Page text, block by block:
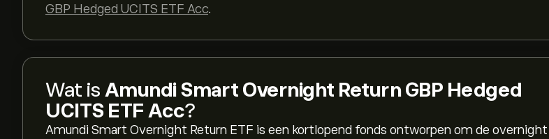
GBP Hedged UCITS ETF Acc.
Wat is Amundi Smart Overnight Return GBP Hedged
UCITS ETF Acc?
Amundi Smart Overnight Return ETF is een kortlopend fonds ontworpen om de overnight